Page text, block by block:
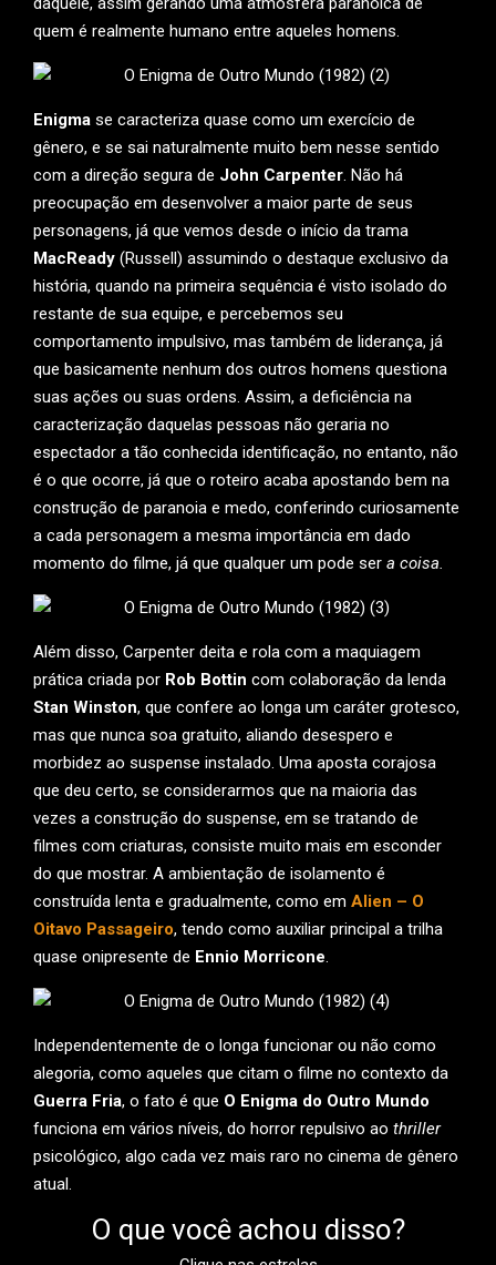
quem é realmente humano entre aqueles homens.
Enigma se caracteriza quase como um exercício de
gênero, e se sai naturalmente muito bem nesse sentido
com a direção segura de John Carpenter. Não há
preocupação em desenvolver a maior parte de seus
personagens, já que vemos desde o início da trama
MacReady (Russell) assumindo o destaque exclusivo da
história, quando na primeira sequência é visto isolado do
restante de sua equipe, e percebemos seu
comportamento impulsivo, mas também de liderança, já
que basicamente nenhum dos outros homens questiona
suas ações ou suas ordens. Assim, a deficiência na
caracterização daquelas pessoas não geraria no
espectador a tão conhecida identificação, no entanto, não
é o que ocorre, já que o roteiro acaba apostando bem na
construção de paranoia e medo, conferindo curiosamente
a cada personagem a mesma importância em dado
momento do filme, já que qualquer um pode ser a coisa.
Além disso, Carpenter deita e rola com a maquiagem
prática criada por Rob Bottin com colaboração da lenda
Stan Winston, que confere ao longa um caráter grotesco,
mas que nunca soa gratuito, aliando desespero e
morbidez ao suspense instalado. Uma aposta corajosa
que deu certo, se considerarmos que na maioria das
vezes a construção do suspense, em se tratando de
filmes com criaturas, consiste muito mais em esconder
do que mostrar. A ambientação de isolamento é
construída lenta e gradualmente, como em Alien – O
Oitavo Passageiro, tendo como auxiliar principal a trilha
quase onipresente de Ennio Morricone.
Independentemente de o longa funcionar ou não como
alegoria, como aqueles que citam o filme no contexto da
Guerra Fria, o fato é que O Enigma do Outro Mundo
funciona em vários níveis, do horror repulsivo ao thriller
psicológico, algo cada vez mais raro no cinema de gênero
atual.
O que você achou disso?